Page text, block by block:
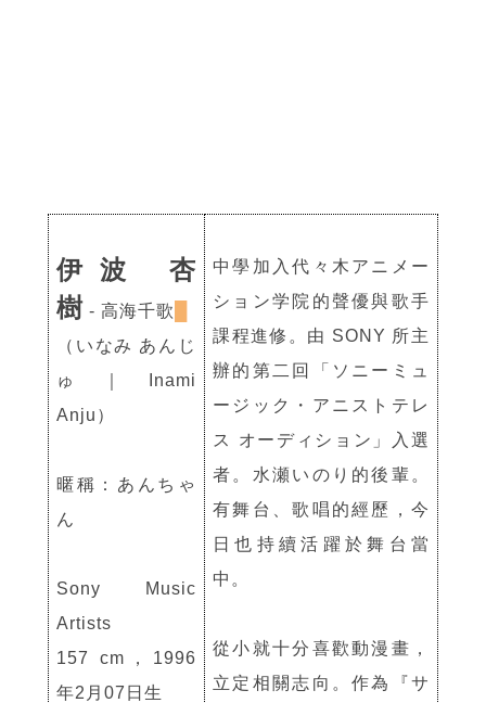
伊波 杏
樹 - 高海千歌
（いなみ あんじ
ゅ｜Inami
Anju）
暱稱：あんちゃ
ん
Sony Music
Artists
157 cm，1996
年2月07日生
中學加入代々木アニメー
ション学院的聲優與歌手
課程進修。由 SONY 所主
辦的第二回「ソニーミュ
ージック・アニストテレ
ス オーディション」入選
者。水瀬いのり的後輩。
有舞台、歌唱的經歷，今
日也持續活躍於舞台當
中。
從小就十分喜歡動漫畫，
立定相關志向。作為『サ